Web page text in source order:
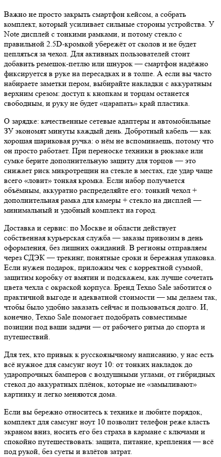
Важно не просто закрыть смартфон кейсом, а собрать
комплект, который усиливает сильные стороны устройства. У
Note дисплей с тонкими рамками, и потому стекло с
правильной 2.5D-кромкой убережёт от сколов и не будет
цепляться за чехол. Для активных пользователей стоит
добавить ремешок-петлю или шнурок — смартфон надёжно
фиксируется в руке на пересадках и в толпе. А если вы часто
набираете заметки пером, выбирайте накладки с аккуратным
верхним срезом: доступ к кнопкам и торцам останется
свободным, и руку не будет «царапать» край пластика.
О зарядке: качественные сетевые адаптеры и автомобильные
ЗУ экономят минуты каждый день. Добротный кабель — как
хорошая шариковая ручка: о нём не вспоминаешь, потому что
он просто работает. При переноске техники в рюкзаке или
сумке берите дополнительную защиту для торцов — это
снижает риск микротрещин на стекле в местах, где удар чаще
всего «ловит» тонкая кромка. Если набор получается
объёмным, аккуратно распределяйте его: тонкий чехол +
дополнительная рамка для камеры + стекло на дисплей —
минимальный и удобный комплект на город.
Доставка и сервис: по Москве и области действует
собственная курьерская служба — заказы привозим в день
оформления, без лишних ожиданий. В регионы отправляем
через СДЭК — трекинг, понятные сроки и бережная упаковка.
Если нужен подарок, приложим чек с корректной суммой,
защитим коробку от вмятин и подскажем, как лучше сочетать
цвета чехла с окраской корпуса. Бренд Texno Sale заботится о
практичной выгоде и адекватной стоимости — мы делаем так,
чтобы было удобно заказать сейчас и пользоваться долго. И,
конечно, Texno Sale помогает подобрать совместимые
позиции под ваши задачи — от рабочего ритма до спорта и
путешествий.
Для тех, кто привык к русскоязычному написанию, у нас есть
всё нужное для самсунг ноут 10: от тонких накладок до
ударопрочных бамперов с воздушными углами, от гибридных
стекол до аккуратных плёнок, которые не «замыливают»
картинку и легко меняются дома.
Если вы бережно относитесь к технике и любите порядок,
комплект для самсунг ноут 10 позволит телефон реже класть
экраном вниз, носить его без страха в кармане с ключами и
спокойно путешествовать: защита, питание, крепления — всё
под рукой, без суеты и взлётов затрат.